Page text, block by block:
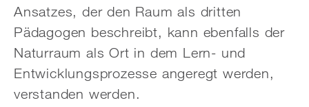
Ansatzes, der den Raum als dritten
Pädagogen beschreibt, kann ebenfalls der
Naturraum als Ort in dem Lern- und
Entwicklungsprozesse angeregt werden,
verstanden werden.